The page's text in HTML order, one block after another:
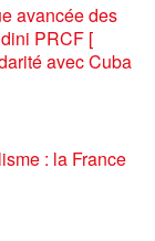
avancée des
PRCF [
avec Cuba
: la France